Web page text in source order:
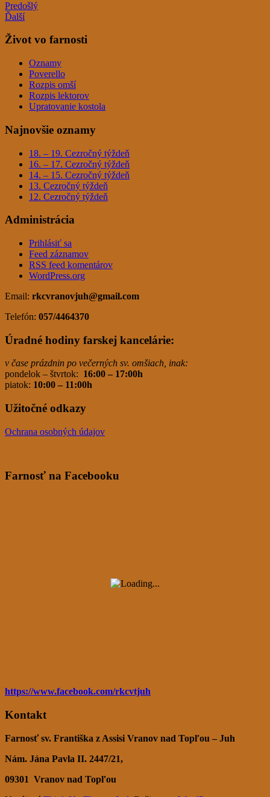
Predošlý
Ďalší
Život vo farnosti
Oznamy
Poverello
Rozpis omší
Rozpis lektorov
Upratovanie kostola
Najnovšie oznamy
18. – 19. Cezročný týždeň
16. – 17. Cezročný týždeň
14. – 15. Cezročný týždeň
13. Cezročný týždeň
12. Cezročný týždeň
Administrácia
Prihlásiť sa
Feed záznamov
RSS feed komentárov
WordPress.org
Email: rkcvranovjuh@gmail.com
Telefón: 057/4464370
Úradné hodiny farskej kancelárie:
v čase prázdnin po večerných sv. omšiach, inak:
pondelok – štvrtok: 16:00 – 17:00h
piatok: 10:00 – 11:00h
Užitočné odkazy
Ochrana osobných údajov
Farnosť na Facebooku
https://www.facebook.com/rkcvtjuh
Kontakt
Farnosť sv. Františka z Assisi Vranov nad Topľou – Juh
Nám. Jána Pavla II. 2447/21,
09301 Vranov nad Topľou